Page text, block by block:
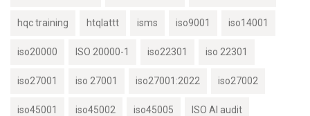
hqc training htqlattt isms iso9001 iso14001
iso20000 ISO 20000-1 iso22301 iso 22301
iso27001 iso 27001 iso27001:2022 iso27002
iso45001 iso45002 iso45005 ISO AI audit